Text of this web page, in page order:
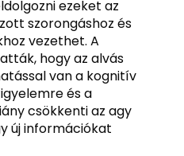
ezeket az
szorongáshoz és
vezethet. A
hogy az alvás
van a kognitív
és a
csökkenti az agy
új információkat